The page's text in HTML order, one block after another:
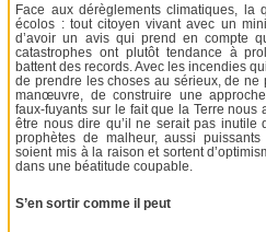
Face aux dérèglements climatiques, la
écolos : tout citoyen vivant avec un
d’avoir un avis qui prend en compte
catastrophes ont plutôt tendance à
battent des records. Avec les incendies
de prendre les choses au sérieux, de
manœuvre, de construire une
faux-fuyants sur le fait que la Terre nous
être nous dire qu’il ne serait pas inutile
prophètes de malheur, aussi
soient mis à la raison et sortent
dans une béatitude coupable.
S’en sortir comme il peut